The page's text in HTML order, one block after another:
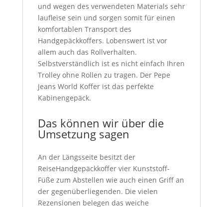
und wegen des verwendeten Materials sehr
laufleise sein und sorgen somit für einen
komfortablen Transport des
Handgepäckkoffers. Lobenswert ist vor
allem auch das Rollverhalten.
Selbstverständlich ist es nicht einfach Ihren
Trolley ohne Rollen zu tragen. Der Pepe
Jeans World Koffer ist das perfekte
Kabinengepäck.
Das können wir über die
Umsetzung sagen
An der Längsseite besitzt der
ReiseHandgepäckkoffer vier Kunststoff-
Füße zum Abstellen wie auch einen Griff an
der gegenüberliegenden. Die vielen
Rezensionen belegen das weiche